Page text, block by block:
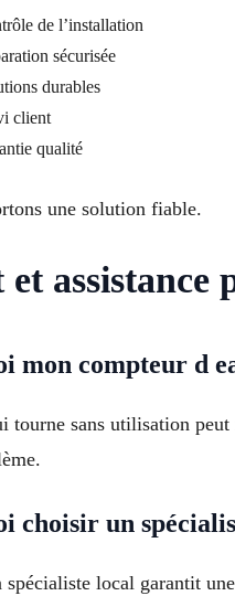
de l’installation
sécurisée
durables
client
qualité
une solution fiable.
assistance
mon compteur d
tourne sans utilisation
choisir un
spécialiste local garantit